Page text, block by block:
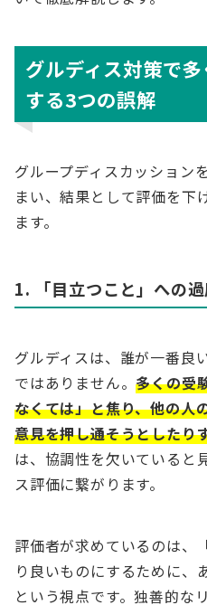
グルディス対策で
する3つの誤解
グループディスカッション
まい、結果として評価を下
ます。
1. 「目立つこと」への
グルディスは、誰が一番良
ではありません。多くの受
なくては」と焦り、他の人
意見を押し通そうとしたり
は、協調性を欠いていると
ス評価に繋がります。
評価者が求めているのは、
り良いものにするために、
という視点です。独善的な